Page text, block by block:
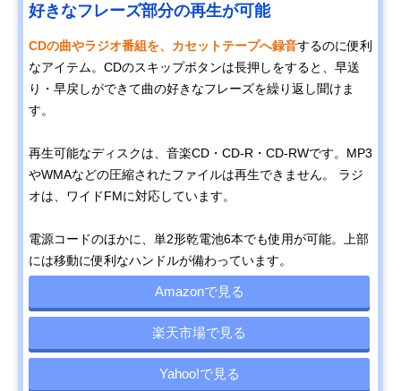
好きなフレーズ部分の再生が可能
CDの曲やラジオ番組を、カセットテープへ録音するのに便利
なアイテム。CDのスキップボタンは長押しをすると、早送
り・早戻しができて曲の好きなフレーズを繰り返し聞けま
す。
再生可能なディスクは、音楽CD・CD-R・CD-RWです。MP3
やWMAなどの圧縮されたファイルは再生できません。 ラジ
オは、ワイドFMに対応しています。
電源コードのほかに、単2形乾電池6本でも使用が可能。上部
には移動に便利なハンドルが備わっています。
Amazonで見る
楽天市場で見る
Yahoo!で見る